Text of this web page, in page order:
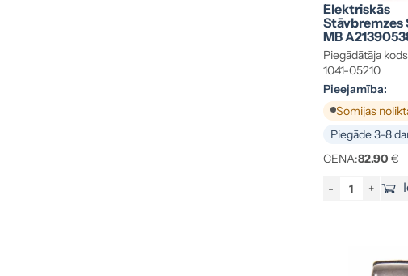
Elektriskās
Stāvbremzes
MB
Piegādātāja
1041-05210
Pieejamība:
Somijas
Piegāde 3–8
CENA:82.90 €
- +